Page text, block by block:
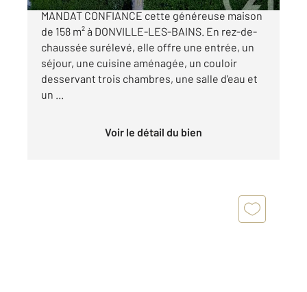
MANDAT CONFIANCE cette généreuse maison
de 158 m² à DONVILLE-LES-BAINS. En rez-de-
chaussée surélevé, elle offre une entrée, un
séjour, une cuisine aménagée, un couloir
desservant trois chambres, une salle d'eau et
un ...
Voir le détail du bien